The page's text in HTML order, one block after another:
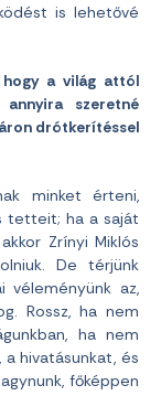
is lehetővé
hogy a világ attól
szeretné
drótkerítéssel
minket érteni,
tetteit; ha a saját
Zrínyi Miklós
De térjünk
véleményünk az,
Rossz, ha nem
ha nem
hivatásunkat, és
főképpen